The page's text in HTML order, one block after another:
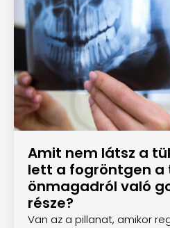
Amit nem látsz a
lett a fogröntgen a
önmagadról való
része?
Van az a pillanat, amikor